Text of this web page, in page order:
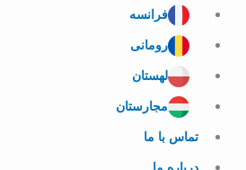
فرانسه
رومانی
لهستان
مجارستان
تماس با ما